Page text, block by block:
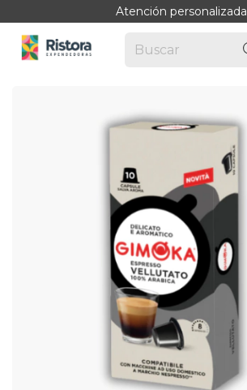
Atención personalizada